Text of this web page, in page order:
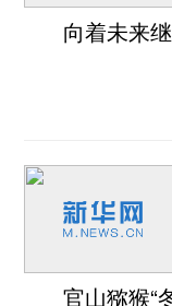
向着未来
官山猕猴“